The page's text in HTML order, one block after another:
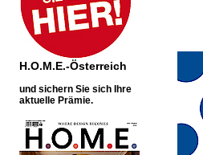
H.O.M.E.-Österreich
und sichern Sie sich Ihre
aktuelle Prämie.